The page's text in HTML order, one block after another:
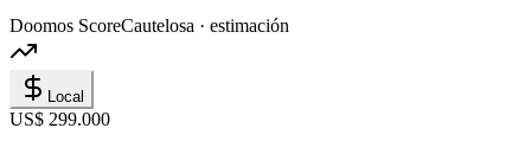
Doomos ScoreCautelosa · estimación
Local
US$ 299.000